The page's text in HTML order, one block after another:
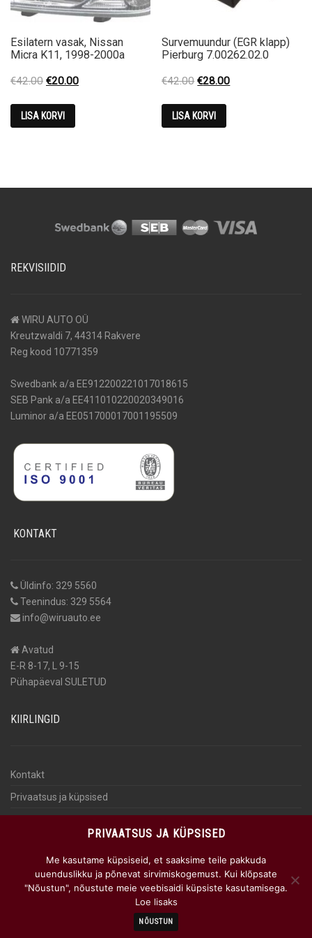
Esilatern vasak, Nissan
Micra K11, 1998-2000a
€42.00 Original
was:
€42.00.
€20.00Current
LISA KORVI
Survemuundur (EGR klapp)
Pierburg 7.00262.02.0
€42.00 Original
was:
€42.00.
€28.00Current
LISA KORVI
REKVISIIDID
WIRU AUTO OÜ
Kreutzwaldi 7, 44314 Rakvere
Reg kood 10771359
Swedbank a/a EE912200221017018615
SEB Pank a/a EE411010220020349016
Luminor a/a EE051700017001195509
KONTAKT
Üldinfo: 329 5560
Teenindus: 329 5564
info@wiruauto.ee
Avatud
E-R 8-17, L 9-15
Pühapäeval SULETUD
KIIRLINGID
Kontakt
Privaatsus ja küpsised
AUTOMAKS
PRIVAATSUS JA KÜPSISED
Me kasutame küpsiseid, et saaksime teile pakkuda
uuenduslikku ja põnevat sirvimiskogemust. Kui klõpsate
"Nõustun", nõustute meie veebisaidi küpsiste kasutamisega.
Loe lisaks
NÕUSTUN